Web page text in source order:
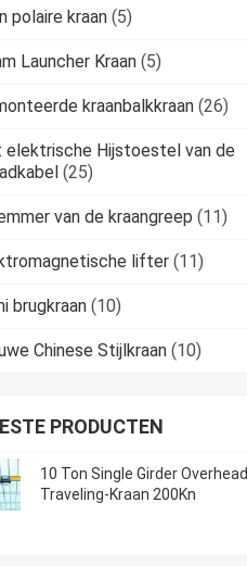
polaire kraan (5)
Launcher Kraan (5)
kraanbalkkraan (26)
elektrische Hijstoestel van de
(25)
van de kraangreep (11)
lifter (11)
brugkraan (10)
Chinese Stijlkraan (10)
PRODUCTEN
10 Ton Single Girder Overhead
Traveling-Kraan 200Kn